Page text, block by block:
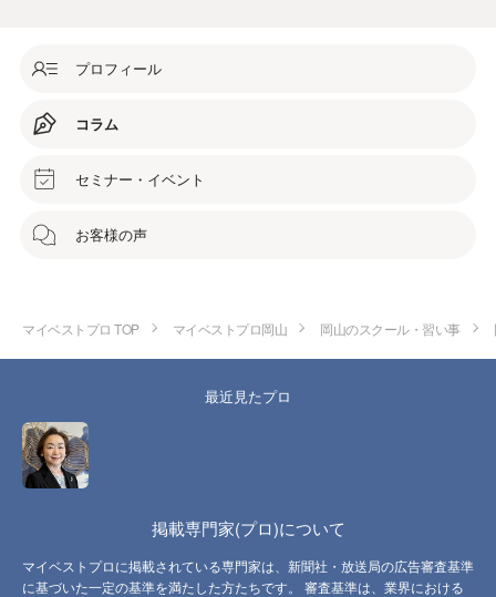
プロフィール
コラム
セミナー・イベント
お客様の声
マイベストプロ TOP マイベストプロ岡山 岡山のスクール・習い事
最近見たプロ
掲載専門家(プロ)について
マイベストプロに掲載されている専門家は、新聞社・放送局の広告審査基準
に基づいた一定の基準を満たした方たちです。 審査基準は、業界における